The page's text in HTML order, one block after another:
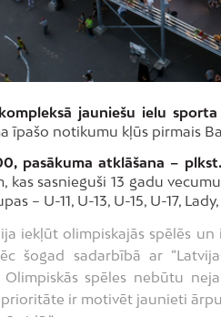
jauniešu ielu
īpašo notikumu kļūs pirmais
pasākuma atklāšana –
kas sasnieguši 13 gadu
– U-11, U-13, U-15, U-17,
iekļūt olimpiskajās spēlēs
šogad sadarbībā ar
spēles nebūtu
ir motivēt jaunieti